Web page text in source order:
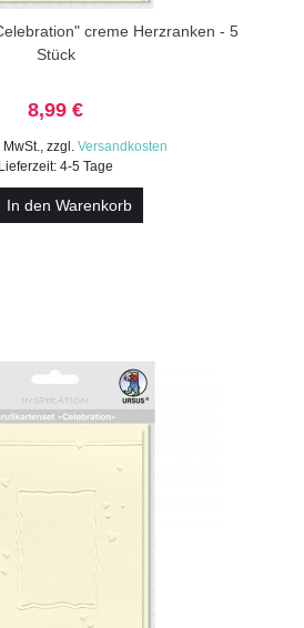
creme Herzranken - 5
Stück
8,99 €
, zzgl. Versandkosten
Lieferzeit: 4-5 Tage
In den Warenkorb